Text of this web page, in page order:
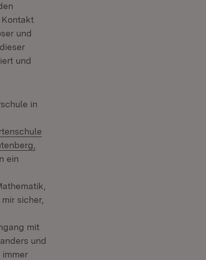
Kontakt
und
und
in
ein
sicher,
mit
und